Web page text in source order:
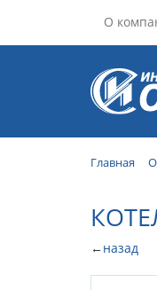
О
Главная
←назад